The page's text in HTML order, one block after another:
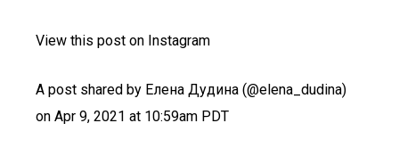
View this post on Instagram
A post shared by Елена Дудина (@elena_dudina)
on Apr 9, 2021 at 10:59am PDT